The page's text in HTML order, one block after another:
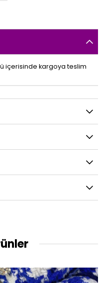
içerisinde kargoya teslim